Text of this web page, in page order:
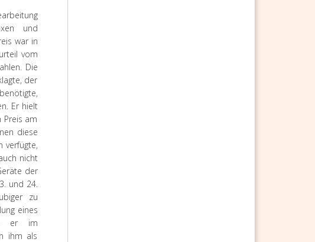
und
war in
vom
Die
der
Er hielt
am
diese
verfügte,
nicht
der
und 24.
zu
eines
er im
ihm als